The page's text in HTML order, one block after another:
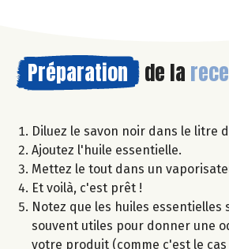
Préparation de la
Diluez le savon noir dans le litre
Ajoutez l'huile essentielle.
Mettez le tout dans un
Et voilà, c'est prêt !
Notez que les huiles essentielles
souvent utiles pour donner une
votre produit (comme c'est le cas